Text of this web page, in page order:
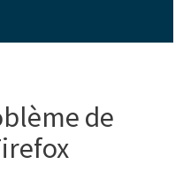
la Paie
de